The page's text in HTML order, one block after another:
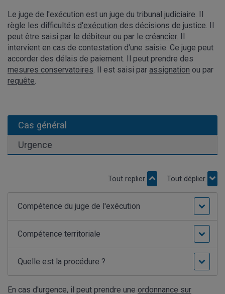
Le juge de l'exécution est un juge du tribunal judiciaire. Il
règle les difficultés d'exécution des décisions de justice. Il
peut être saisi par le débiteur ou par le créancier. Il
intervient en cas de contestation d'une saisie. Ce juge peut
accorder des délais de paiement. Il peut prendre des
mesures conservatoires. Il est saisi par assignation ou par
requête.
Cas général
Urgence
Tout replier Tout déplier
Compétence du juge de l'exécution
Compétence territoriale
Quelle est la procédure ?
En cas d'urgence, il peut prendre une ordonnance sur